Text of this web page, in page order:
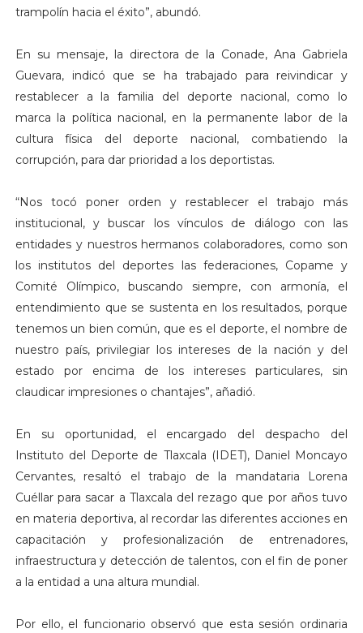
trampolín hacia el éxito”, abundó.
En su mensaje, la directora de la Conade, Ana Gabriela
Guevara, indicó que se ha trabajado para reivindicar y
restablecer a la familia del deporte nacional, como lo
marca la política nacional, en la permanente labor de la
cultura física del deporte nacional, combatiendo la
corrupción, para dar prioridad a los deportistas.
“Nos tocó poner orden y restablecer el trabajo más
institucional, y buscar los vínculos de diálogo con las
entidades y nuestros hermanos colaboradores, como son
los institutos del deportes las federaciones, Copame y
Comité Olímpico, buscando siempre, con armonía, el
entendimiento que se sustenta en los resultados, porque
tenemos un bien común, que es el deporte, el nombre de
nuestro país, privilegiar los intereses de la nación y del
estado por encima de los intereses particulares, sin
claudicar impresiones o chantajes”, añadió.
En su oportunidad, el encargado del despacho del
Instituto del Deporte de Tlaxcala (IDET), Daniel Moncayo
Cervantes, resaltó el trabajo de la mandataria Lorena
Cuéllar para sacar a Tlaxcala del rezago que por años tuvo
en materia deportiva, al recordar las diferentes acciones en
capacitación y profesionalización de entrenadores,
infraestructura y detección de talentos, con el fin de poner
a la entidad a una altura mundial.
Por ello, el funcionario observó que esta sesión ordinaria